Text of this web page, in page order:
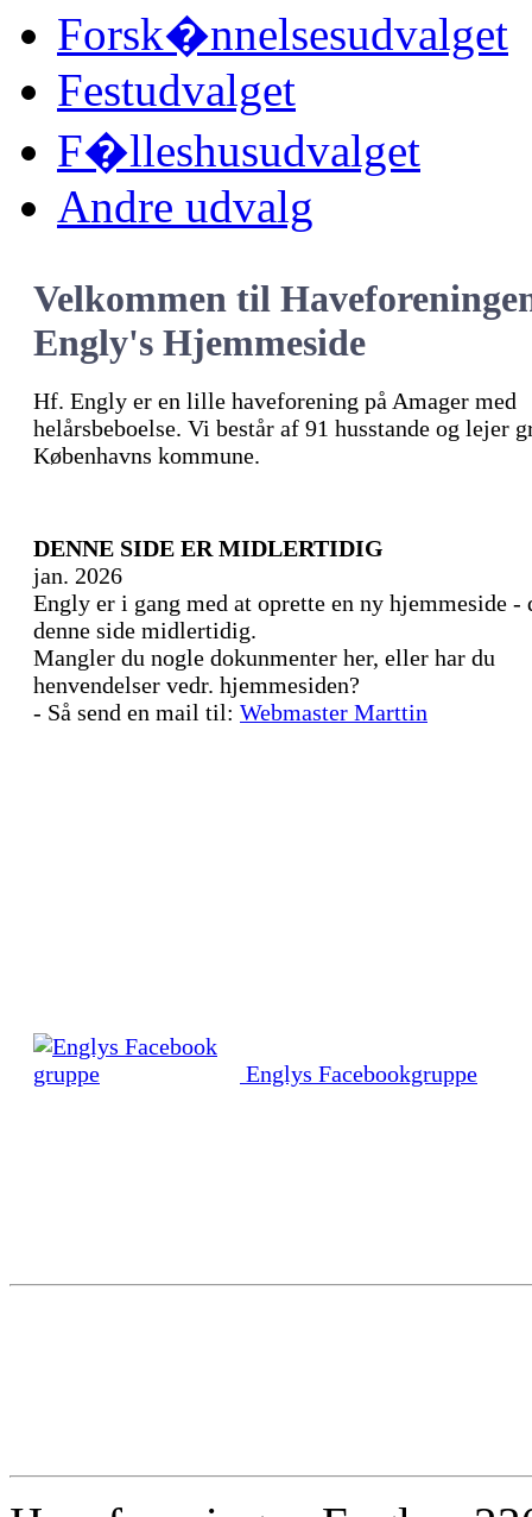
Forsk�nnelsesudvalget
Festudvalget
F�lleshusudvalget
Andre udvalg
Velkommen til
Engly's Hjemmeside
Hf. Engly er en lille haveforening på Amager med
helårsbeboelse. Vi består af 91 husstande og lejer
Københavns kommune.
DENNE SIDE ER MIDLERTIDIG
jan. 2026
Engly er i gang med at oprette en ny hjemmeside -
denne side midlertidig.
Mangler du nogle dokunmenter her, eller har du
henvendelser vedr. hjemmesiden?
- Så send en mail til: Webmaster Marttin
Englys Facebookgruppe